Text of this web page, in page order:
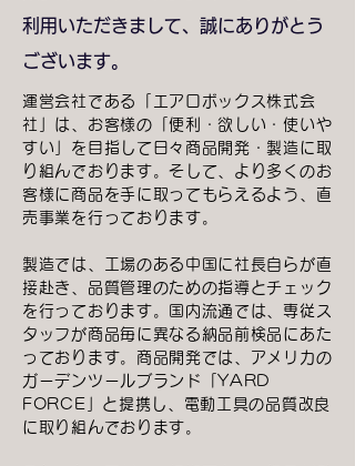
利用いただきまして、誠にありがとう
ございます。
運営会社である「エアロボックス株式会
社」は、お客様の「便利・欲しい・使いや
すい」を目指して日々商品開発・製造に取
り組んでおります。そして、より多くのお
客様に商品を手に取ってもらえるよう、直
売事業を行っております。
製造では、工場のある中国に社長自らが直
接赴き、品質管理のための指導とチェック
を行っております。国内流通では、専従ス
タッフが商品毎に異なる納品前検品にあた
っております。商品開発では、アメリカの
ガーデンツールブランド「YARD
FORCE」と提携し、電動工具の品質改良
に取り組んでおります。